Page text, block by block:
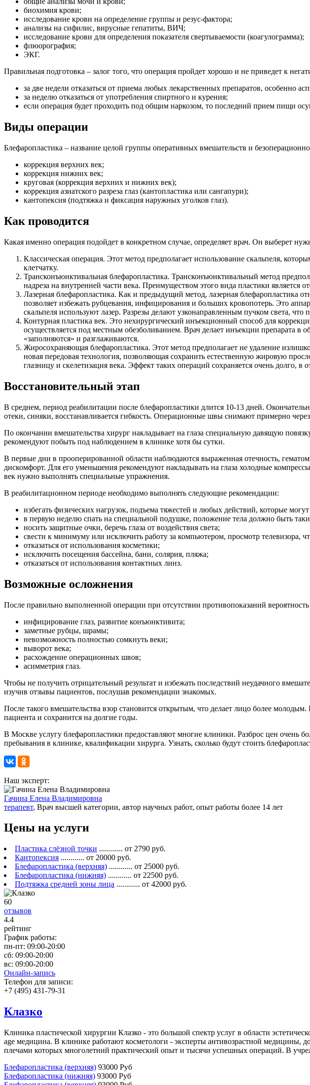
биохимия крови;
исследование крови на определение группы и резус-фактора;
анализы на сифилис, вирусные гепатиты, ВИЧ;
исследование крови для определения показателя свертываемости (коагулограмма);
флюорография;
ЭКГ.
Правильная подготовка – залог того, что операция пройдет хорошо и не приведет к
за две недели отказаться от приема любых лекарственных препаратов, особенно
за неделю отказаться от употребления спиртного и курения;
если операция будет проходить под общим наркозом, то последний прием пищи
Виды операции
Блефаропластика – название целой группы оперативных вмешательств и
коррекция верхних век;
коррекция нижних век;
круговая (коррекция верхних и нижних век);
коррекция азиатского разреза глаз (кантопластика или сангапури);
кантопексия (подтяжка и фиксация наружных уголков глаз).
Как проводится
Какая именно операция подойдет в конкретном случае, определяет врач. Он выберет
Классическая операция. Этот метод предполагает использование скальпеля,
клетчатку.
Трансконъюнктивальная блефаропластика. Трансконъюнктивальный метод
надреза на внутренней части века. Преимуществом этого вида пластики является
Лазерная блефаропластика. Как и предыдущий метод, лазерная блефаропластика
позволяет избежать рубцевания, инфицирования и больших кровопотерь. Это
скальпеля используют лазер. Разрезы делают узконаправленным пучком света, что
Контурная пластика век. Это нехирургический инъекционный способ для
осуществляется под местным обезболиванием. Врач делает инъекции препарата в
«заполняются» и разглаживаются.
Жиросохраняющая блефаропластика. Этот метод предполагает не удаление
новая передовая технология, позволяющая сохранить естественную жировую
глазницу и скелетизация века. Эффект таких операций сохраняется очень долго, в
Восстановительный этап
В среднем, период реабилитации после блефаропластики длится 10-13 дней.
отеки, синяки, восстанавливается гибкость. Операционные швы снимают примерно
По окончании вмешательства хирург накладывает на глаза специальную давящую
рекомендуют побыть под наблюдением в клинике хотя бы сутки.
В первые дни в прооперированной области наблюдаются выраженная отечность,
дискомфорт. Для его уменьшения рекомендуют накладывать на глаза холодные
век нужно выполнять специальные упражнения.
В реабилитационном периоде необходимо выполнять следующие рекомендации:
избегать физических нагрузок, подъема тяжестей и любых действий, которые
в первую неделю спать на специальной подушке, положение тела должно быть
носить защитные очки, беречь глаза от воздействия света;
свести к минимуму или исключить работу за компьютером, просмотр телевизора,
отказаться от использования косметики;
исключить посещения бассейна, бани, солярия, пляжа;
отказаться от использования контактных линз.
Возможные осложнения
После правильно выполненной операции при отсутствии противопоказаний
инфицирование глаз, развитие конъюнктивита;
заметные рубцы, шрамы;
невозможность полностью сомкнуть веки;
выворот века;
расхождение операционных швов;
асимметрия глаз.
Чтобы не получить отрицательный результат и избежать последствий неудачного
изучив отзывы пациентов, послушав рекомендации знакомых.
После такого вмешательства взор становится открытым, что делает лицо более
пациента и сохранится на долгие годы.
В Москве услугу блефаропластики предоставляют многие клиники. Разброс цен очень
пребывания в клинике, квалификации хирурга. Узнать, сколько будут стоить
Наш эксперт:
Гачина Елена Владимировна
терапевт, Врач высшей категории, автор научных работ, опыт работы более 14 лет
Цены на услуги
Пластика слёзной точки ............ от 2790 руб.
Кантопексия ............ от 20000 руб.
Блефаропластика (верхняя) ............ от 25000 руб.
Блефаропластика (нижняя) ............ от 22500 руб.
Подтяжка средней зоны лица ............ от 42000 руб.
60
отзывов
4.4
рейтинг
График работы:
пн-пт: 09:00-20:00
сб: 09:00-20:00
вс: 09:00-20:00
Онлайн-запись
Телефон для записи:
+7 (495) 431-79-31
Клазко
Клиника пластической хирургии Клазко - это большой спектр услуг в области
age медицина. В клинике работают косметологи - эксперты антивозрастной медицины,
плечами которых многолетний практический опыт и тысячи успешных операций. В
Блефаропластика (верхняя) 93000 Руб
Блефаропластика (нижняя) 93000 Руб